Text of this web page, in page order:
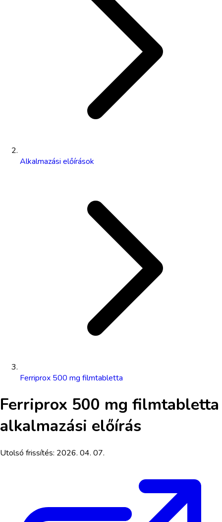
Alkalmazási előírások
Ferriprox 500 mg filmtabletta
Ferriprox 500 mg filmtabletta
alkalmazási előírás
Utolsó frissítés: 2026. 04. 07.